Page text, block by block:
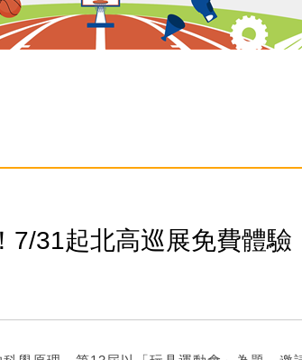
7/31起北高巡展免費體驗